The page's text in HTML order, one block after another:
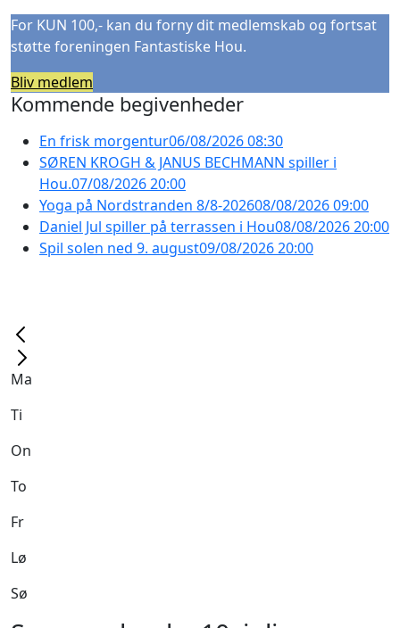
For KUN 100,- kan du forny dit medlemskab og fortsat
støtte foreningen Fantastiske Hou.
Bliv medlem
Kommende begivenheder
En frisk morgentur06/08/2026 08:30
SØREN KROGH & JANUS BECHMANN spiller i
Hou.07/08/2026 20:00
Yoga på Nordstranden 8/8-202608/08/2026 09:00
Daniel Jul spiller på terrassen i Hou08/08/2026 20:00
Spil solen ned 9. august09/08/2026 20:00
Ma
Ti
On
To
Fr
Lø
Sø